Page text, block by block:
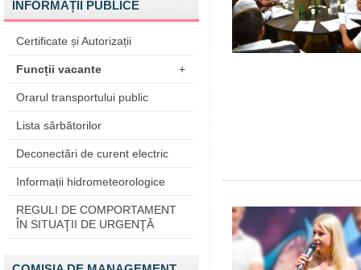
INFORMAȚII PUBLICE
Certificate și Autorizații
Funcții vacante +
Orarul transportului public
Lista sărbătorilor
Deconectări de curent electric
Informații hidrometeorologice
REGULI DE COMPORTAMENT
ÎN SITUAŢII DE URGENŢĂ